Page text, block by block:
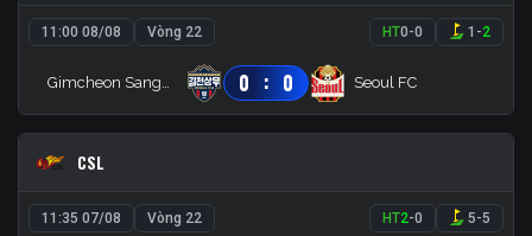
11:00 08/08 Vòng 22 HT0-0 1 -2
Gimcheon Sangmu 0 : 0 Seoul FC
CSL
11:35 07/08 Vòng 22 HT2-0 5-5